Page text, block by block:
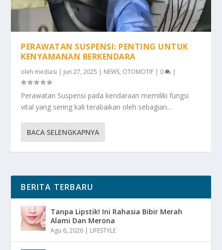
PERAWATAN SUSPENSI: PENTING UNTUK
KENYAMANAN BERKENDARA
oleh mediasi | Jun 27, 2025 | NEWS, OTOMOTIF | 0 |
Perawatan Suspensi pada kendaraan memiliki fungsi
vital yang sering kali terabaikan oleh sebagian...
BACA SELENGKAPNYA
BERITA TERBARU
Tanpa Lipstik! Ini Rahasia Bibir Merah
Alami Dan Merona
Agu 6, 2026 | LIFESTYLE